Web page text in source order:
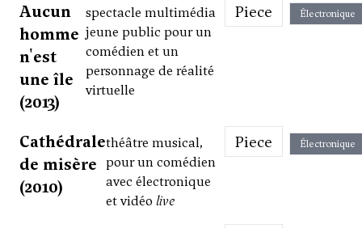
Aucun
homme
n'est
une île
(2013)
spectacle multimédia
jeune public pour un
comédien et un
personnage de réalité
virtuelle
Piece Électronique
Cathédrale
de misère
(2010)
théâtre musical,
pour un comédien
avec électronique
et vidéo live
Piece Électronique